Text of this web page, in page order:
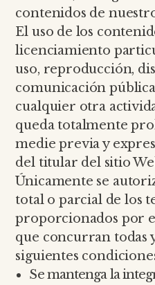
contenidos de
El uso de los
licenciamiento
uso, reproducción,
comunicación
cualquier otra
queda totalmente
medie previa y
del titular del sitio
Únicamente se
total o parcial de los
proporcionados por
que concurran todas
siguientes
Se mantenga la